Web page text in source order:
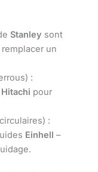
Stanley sont
un
:
Hitachi pour
:
Einhell –